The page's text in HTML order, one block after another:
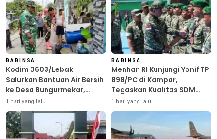
BABINSA
Kodim 0603/Lebak
Salurkan Bantuan Air Bersih
ke Desa Bungurmekar,
Ringankan Beban Warga
Terdampak Kemarau
1 hari yang lalu
BABINSA
Menhan RI Kunjungi Yonif TP
898/PC di Kampar,
Tegaskan Kualitas SDM
Kunci Kekuatan TNI
1 hari yang lalu